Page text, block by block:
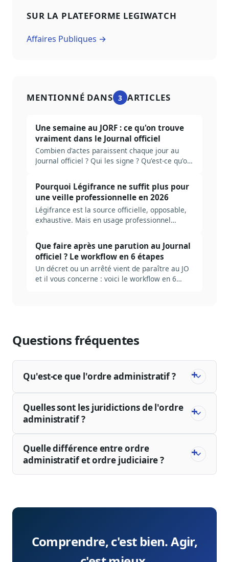
SUR LA PLATEFORME LEGIWATCH
Affaires Publiques →
MENTIONNÉ DANS 3 ARTICLES
Une semaine au JORF : ce qu'on trouve
vraiment dans le Journal officiel
Combien d'actes paraissent chaque jour au
Journal officiel ? Qui les signe ? Qu'est-ce qu'on
dans la mécanique réelle du JORF, et ce qu'il
faut industrialiser pour ne pas se noyer.
Pourquoi Légifrance ne suffit plus pour
une veille professionnelle en 2026
Légifrance est la source officielle, opposable,
exhaustive. Mais en usage professionnel
construire une couche par-dessus. Tour
d'horizon honnête, sans le pitch.
Que faire après une parution au Journal
officiel ? Le workflow en 6 étapes
Un décret ou un arrêté vient de paraître au JO
et il vous concerne : voici le workflow en 6
Questions fréquentes
Qu'est-ce que l'ordre administratif ?
Quelles sont les juridictions de l'ordre
administratif ?
Quelle différence entre ordre
administratif et ordre judiciaire ?
Comprendre, c'est bien. Agir,